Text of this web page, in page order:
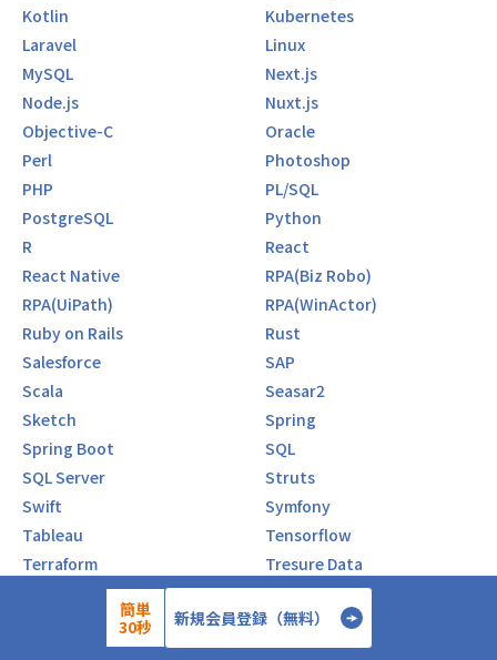
Kotlin
Kubernetes
Laravel
Linux
MySQL
Next.js
Node.js
Nuxt.js
Objective-C
Oracle
Perl
Photoshop
PHP
PL/SQL
PostgreSQL
Python
R
React
React Native
RPA(Biz Robo)
RPA(UiPath)
RPA(WinActor)
Ruby on Rails
Rust
Salesforce
SAP
Scala
Seasar2
Sketch
Spring
Spring Boot
SQL
SQL Server
Struts
Swift
Symfony
Tableau
Tensorflow
Terraform
Tresure Data
TypeScript
Unity
VBA
WordPress
簡単
30秒
新規会員登録（無料）